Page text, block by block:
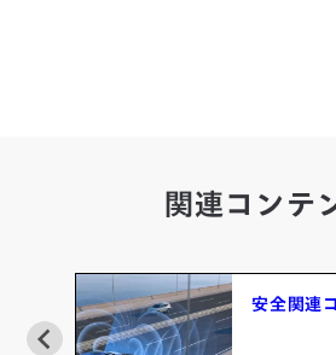
関連コンテ
安全関連